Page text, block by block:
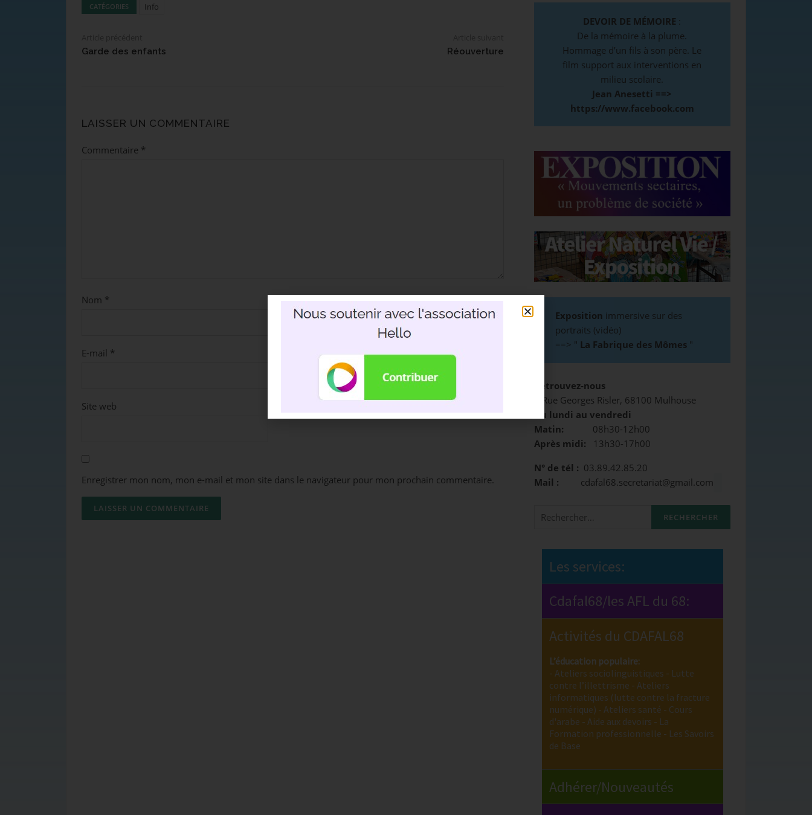
CATÉGORIES Info
Garde des enfants
Réouverture
LAISSER UN COMMENTAIRE
Commentaire *
Nom *
E-mail *
Site web
Enregistrer mon nom, mon e-mail et mon site dans le navigateur pour mon prochain commentaire.
DEVOIR DE MÉMOIRE :
De la mémoire à la plume.
Hommage d’un fils à son père. Le
film support aux interventions en
milieu scolaire.
Jean Anesetti ==>
https://www.facebook.com
Exposition immersive sur des
portraits (vidéo)
==> " La Fabrique des Mômes "
Retrouvez-nous
3 Rue Georges Risler, 68100 Mulhouse
Du lundi au vendredi
Matin: 08h30-12h00
Après midi: 13h30-17h00
N° de tél : 03.89.42.85.20
Mail : cdafal68.secretariat@gmail.com